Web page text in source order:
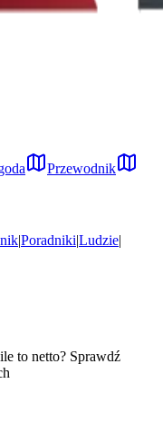
Przewodnik
|Poradniki|Ludzie|
to netto? Sprawdź